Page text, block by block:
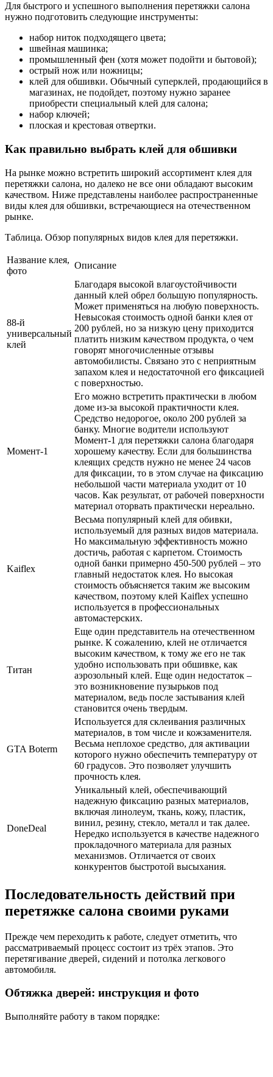
Для быстрого и успешного выполнения перетяжки салона
нужно подготовить следующие инструменты:
набор ниток подходящего цвета;
швейная машинка;
промышленный фен (хотя может подойти и бытовой);
острый нож или ножницы;
клей для обшивки. Обычный суперклей, продающийся в
магазинах, не подойдет, поэтому нужно заранее
приобрести специальный клей для салона;
набор ключей;
плоская и крестовая отвертки.
Как правильно выбрать клей для обшивки
На рынке можно встретить широкий ассортимент клея для
перетяжки салона, но далеко не все они обладают высоким
качеством. Ниже представлены наиболее распространенные
виды клея для обшивки, встречающиеся на отечественном
рынке.
Таблица. Обзор популярных видов клея для перетяжки.
Название клея,
фото
Описание
88-й
универсальный
клей
Благодаря высокой влагоустойчивости
данный клей обрел большую популярность.
Может применяться на любую поверхность.
Невысокая стоимость одной банки клея от
200 рублей, но за низкую цену приходится
платить низким качеством продукта, о чем
говорят многочисленные отзывы
автомобилисты. Связано это с неприятным
запахом клея и недостаточной его фиксацией
с поверхностью.
Момент-1
Его можно встретить практически в любом
доме из-за высокой практичности клея.
Средство недорогое, около 200 рублей за
банку. Многие водители используют
Момент-1 для перетяжки салона благодаря
хорошему качеству. Если для большинства
клеящих средств нужно не менее 24 часов
для фиксации, то в этом случае на фиксацию
небольшой части материала уходит от 10
часов. Как результат, от рабочей поверхности
материал оторвать практически нереально.
Kaiflex
Весьма популярный клей для обивки,
используемый для разных видов материала.
Но максимальную эффективность можно
достичь, работая с карпетом. Стоимость
одной банки примерно 450-500 рублей – это
главный недостаток клея. Но высокая
стоимость объясняется таким же высоким
качеством, поэтому клей Kaiflex успешно
используется в профессиональных
автомастерских.
Титан
Еще один представитель на отечественном
рынке. К сожалению, клей не отличается
высоким качеством, к тому же его не так
удобно использовать при обшивке, как
аэрозольный клей. Еще один недостаток –
это возникновение пузырьков под
материалом, ведь после застывания клей
становится очень твердым.
GTA Boterm
Используется для склеивания различных
материалов, в том числе и кожзаменителя.
Весьма неплохое средство, для активации
которого нужно обеспечить температуру от
60 градусов. Это позволяет улучшить
прочность клея.
DoneDeal
Уникальный клей, обеспечивающий
надежную фиксацию разных материалов,
включая линолеум, ткань, кожу, пластик,
винил, резину, стекло, металл и так далее.
Нередко используется в качестве надежного
прокладочного материала для разных
механизмов. Отличается от своих
конкурентов быстротой высыхания.
Последовательность действий при
перетяжке салона своими руками
Прежде чем переходить к работе, следует отметить, что
рассматриваемый процесс состоит из трёх этапов. Это
перетягивание дверей, сидений и потолка легкового
автомобиля.
Обтяжка дверей: инструкция и фото
Выполняйте работу в таком порядке: